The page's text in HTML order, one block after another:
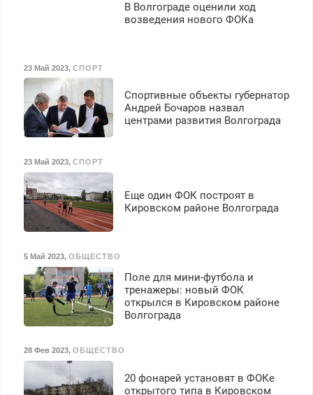
В Волгограде оценили ход
возведения нового ФОКа
23 Май 2023, СПОРТ
Спортивные объекты губернатор
Андрей Бочаров назвал
центрами развития Волгограда
23 Май 2023, СПОРТ
Еще один ФОК построят в
Кировском районе Волгограда
5 Май 2023, ОБЩЕСТВО
Поле для мини-футбола и
тренажеры: новый ФОК
открылся в Кировском районе
Волгограда
28 Фев 2023, ОБЩЕСТВО
20 фонарей установят в ФОКе
открытого типа в Кировском